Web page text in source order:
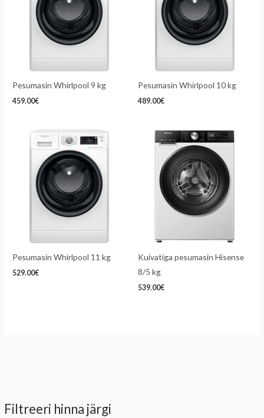
Filtreeri hinna järgi
Pesumasin Whirlpool 9 kg
459.00€
Pesumasin Whirlpool 10 kg
489.00€
Pesumasin Whirlpool 11 kg
529.00€
Kuivatiga pesumasin Hisense
8/5 kg
539.00€